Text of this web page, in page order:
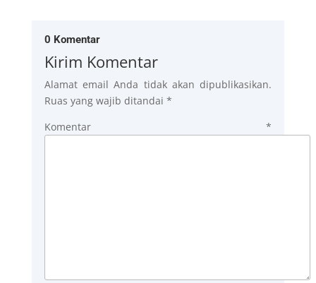
0 Komentar
Kirim Komentar
Alamat email Anda tidak akan dipublikasikan.
Ruas yang wajib ditandai *
Komentar*